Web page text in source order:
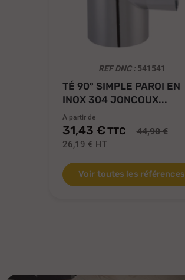
REF DNC :541541
TÉ 90° SIMPLE PAROI EN
INOX 304 JONCOUX...
A partir de
31,43 € TTC 44,90 €
26,19 € HT
Voir toutes les références